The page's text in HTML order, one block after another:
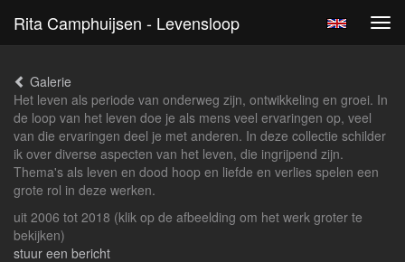
Rita Camphuijsen - Levensloop
Galerie
Het leven als periode van onderweg zijn, ontwikkeling en groei. In
de loop van het leven doe je als mens veel ervaringen op, veel
van die ervaringen deel je met anderen. In deze collectie schilder
ik over diverse aspecten van het leven, die ingrijpend zijn.
Thema's als leven en dood hoop en liefde en verlies spelen een
grote rol in deze werken.
uit 2006 tot 2018 (klik op de afbeelding om het werk groter te
bekijken)
stuur een bericht